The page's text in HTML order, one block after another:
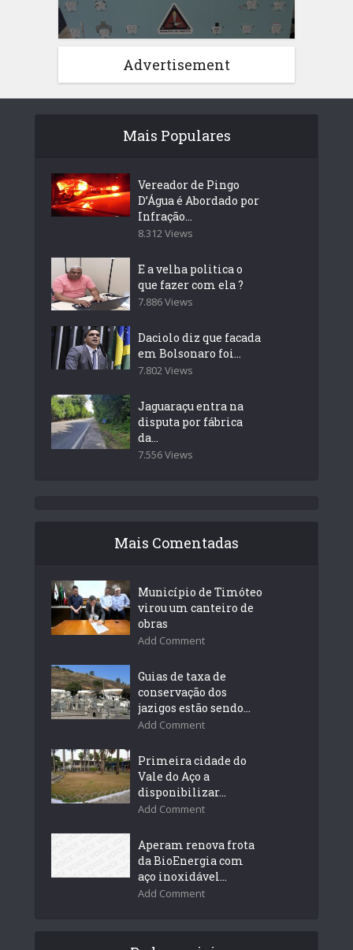
Advertisement
Mais Populares
Vereador de Pingo
D’Água é Abordado por
Infração...
8.312 Views
E a velha politica o
que fazer com ela ?
7.886 Views
Daciolo diz que facada
em Bolsonaro foi...
7.802 Views
Jaguaraçu entra na
disputa por fábrica
da...
7.556 Views
Mais Comentadas
Município de Timóteo
virou um canteiro de
obras
Add Comment
Guias de taxa de
conservação dos
jazigos estão sendo...
Add Comment
Primeira cidade do
Vale do Aço a
disponibilizar...
Add Comment
Aperam renova frota
da BioEnergia com
aço inoxidável...
Add Comment